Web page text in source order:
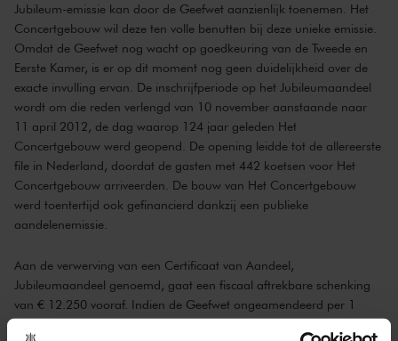
Jubileum-emissie kan door de Geefwet aanzienlijk toenemen. Het
Concertgebouw wil deze ten volle benutten bij deze unieke emissie.
Omdat de Geefwet nog wacht op goedkeuring van de Tweede en
Eerste Kamer, is er op dit moment nog geen duidelijkheid over de
exacte invulling ervan. De inschrijfperiode op het Jubileumaandeel
wordt om die reden verlengd van 10 november aanstaande naar
11 april 2012, de dag waarop 124 jaar geleden Het
Concertgebouw werd geopend. De opening leidde tot de allereerste
file in Nederland, doordat de gasten met 442 koetsen voor Het
Concertgebouw arriveerden. De bouw van Het Concertgebouw
werd toentertijd ook gefinancierd dankzij een publieke
aandelenemissie.
Aan de verwerving van een Certificaat van Aandeel,
Jubileumaandeel genoemd, gaat een fiscaal aftrekbare schenking
van € 12.250 vooraf. Indien de Geefwet ongeamendeerd per 1
januari 2012 wordt ingevoerd, kost de periodieke schenking van €